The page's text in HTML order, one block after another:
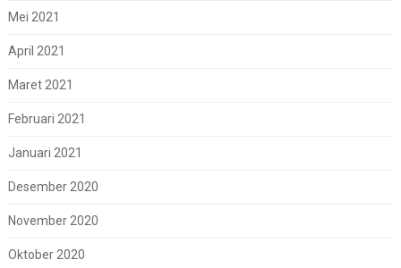
Mei 2021
April 2021
Maret 2021
Februari 2021
Januari 2021
Desember 2020
November 2020
Oktober 2020